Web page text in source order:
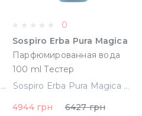
Sospiro Basso Парфюмированная вода 2 ml Пробник
0
Sospiro Erba Pura Magica
Парфюмированная вода
100 ml Тестер
Sospiro Erba Pura Magica Парфюмированная вода 100 ml Тестер
4944 грн
6427 грн